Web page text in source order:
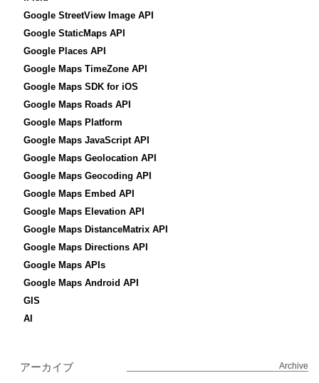
Google StreetView Image API
Google StaticMaps API
Google Places API
Google Maps TimeZone API
Google Maps SDK for iOS
Google Maps Roads API
Google Maps Platform
Google Maps JavaScript API
Google Maps Geolocation API
Google Maps Geocoding API
Google Maps Embed API
Google Maps Elevation API
Google Maps DistanceMatrix API
Google Maps Directions API
Google Maps APIs
Google Maps Android API
GIS
AI
アーカイブ Archive